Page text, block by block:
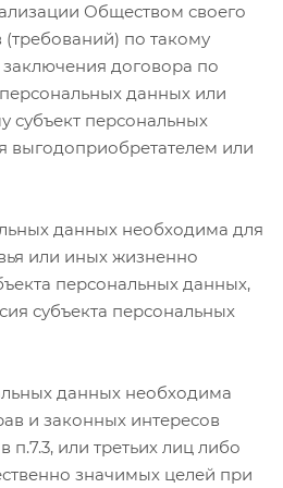
Обществом своего
(требований) по такому
договора по
данных или
субъект персональных
выгодоприобретателем или
данных необходима для
или иных жизненно
персональных данных,
субъекта персональных
данных необходима
и законных интересов
п.7.3, или третьих лиц либо
значимых целей при